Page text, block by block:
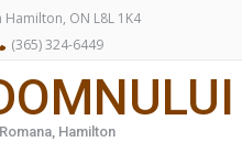
ON L8L 1K4
(365) 324-6449
Hamilton